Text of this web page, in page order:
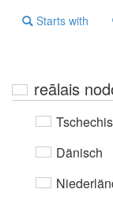
Starts with
reālais
Dänisch